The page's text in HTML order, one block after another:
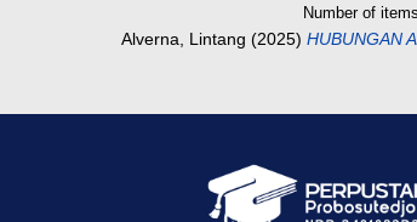
Number of
Alverna, Lintang (2025) HUBUNGAN